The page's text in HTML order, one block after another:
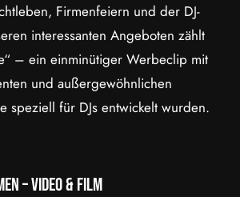
Firmenfeiern und der DJ-
interessanten Angeboten zählt
– ein einminütiger Werbeclip mit
und außergewöhnlichen
speziell für DJs entwickelt wurden.
– Video & Film